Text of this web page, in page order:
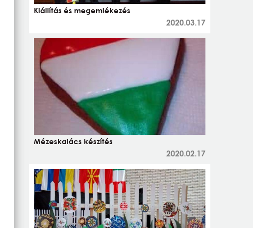
Kiállítás és megemlékezés
2020.03.17
Mézeskalács készítés
2020.02.17